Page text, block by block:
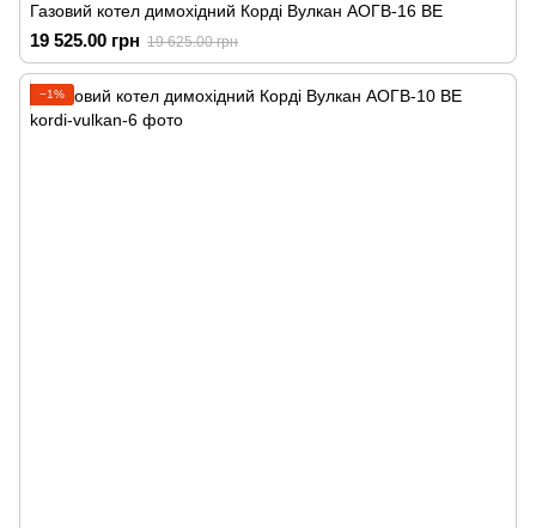
Газовий котел димохідний Корді Вулкан АОГВ-16 ВЕ
19 525.00 грн 19 625.00 грн
−1%